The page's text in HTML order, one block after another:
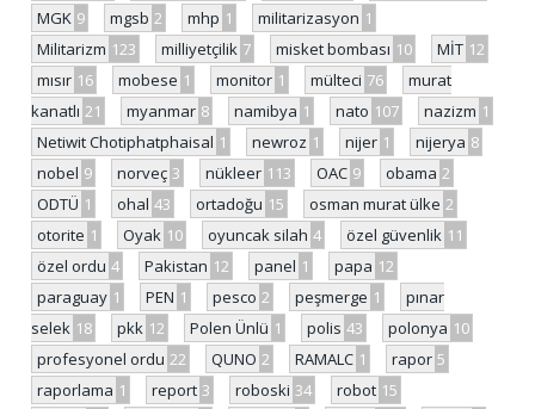
MGK 9 mgsb 2 mhp 1 militarizasyon 1
Militarizm 123 milliyetçilik 7 misket bombası 10 MİT 12
mısır 16 mobese 1 monitor 1 mülteci 76
murat
kanatlı 21 myanmar 8 namibya 1 nato 107 nazizm 1
Netiwit Chotiphatphaisal 1 newroz 1 nijer 1 nijerya 8
nobel 9 norveç 3 nükleer 113 OAC 9 obama 2
ODTÜ 1 ohal 43 ortadoğu 15 osman murat ülke 2
otorite 1 Oyak 10 oyuncak silah 4 özel güvenlik 11
özel ordu 4 Pakistan 12 panel 1 papa 12
paraguay 1 PEN 1 pesco 2 peşmerge 1
pınar
selek 18 pkk 12 Polen Ünlü 1 polis 43 polonya 10
profesyonel ordu 22 QUNO 2 RAMALC 1 rapor 5
raporlama 1 report 3 roboski 34 robot 15